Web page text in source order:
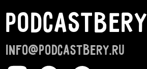
PODCASTBERY
info@podcastbery.ru